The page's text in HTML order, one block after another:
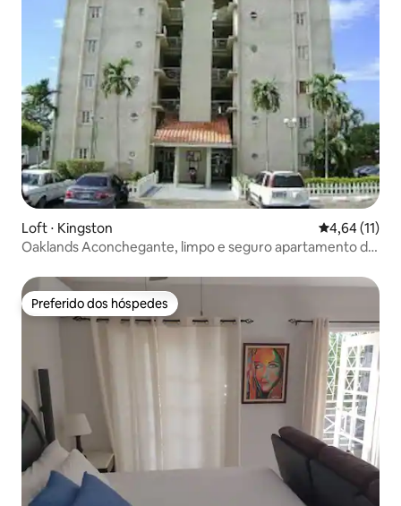
Loft ⋅ Kingston 4,64 de uma
4,64 (11)
Oaklands Aconchegante, limpo e seguro apartamento de
Preferido dos hóspedes
Preferido dos hóspedes